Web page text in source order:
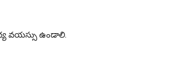
వయస్సు ఉండాలి.